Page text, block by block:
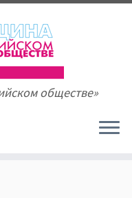
обществе»